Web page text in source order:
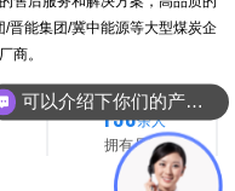
晋能集团/冀中能源等大型煤炭企
商。
150余人
拥有员工
可以介绍下你们的产品么？